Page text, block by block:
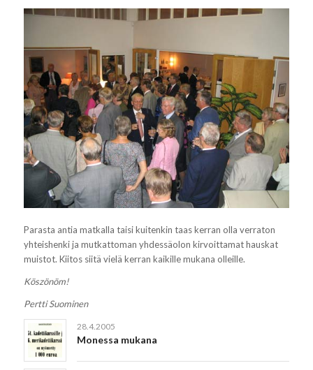
Parasta antia matkalla taisi kuitenkin taas kerran olla verraton
yhteishenki ja mutkattoman yhdessäolon kirvoittamat hauskat
muistot. Kiitos siitä vielä kerran kaikille mukana olleille.
Köszönöm!
Pertti Suominen
28.4.2005
Monessa mukana